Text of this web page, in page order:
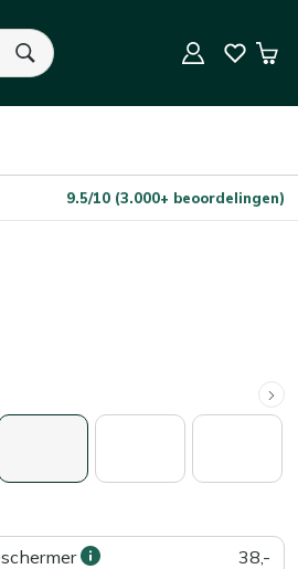
in uw winkelwagen.
9.5/10 (3.000+ beoordelingen)
38,-
Aantal
In Winkelwagen